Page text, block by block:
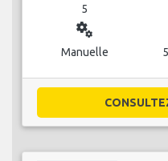
5
miscellaneous_services
Manuelle